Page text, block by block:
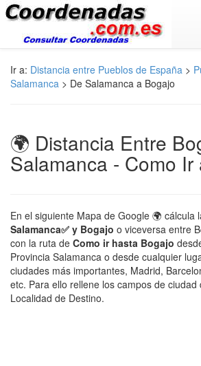
Ir a: Distancia entre Pueblos de España >
Salamanca > De Salamanca a Bogajo
🌍 Distancia Entre
Salamanca - Como Ir
En el siguiente Mapa de Google 🌍 cálcula
Salamanca✅ y Bogajo o viceversa entre
con la ruta de Como ir hasta Bogajo
Provincia Salamanca o desde cualquier
ciudades más importantes, Madrid,
etc. Para ello rellene los campos de ciudad
Localidad de Destino.